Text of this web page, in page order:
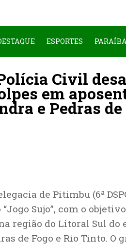
ESPORTES
Polícia Civil
em
e Pedras de
de Pitimbu (6ª
Sujo”, com o
região do Litoral Sul do
de Fogo e Rio Tinto. O